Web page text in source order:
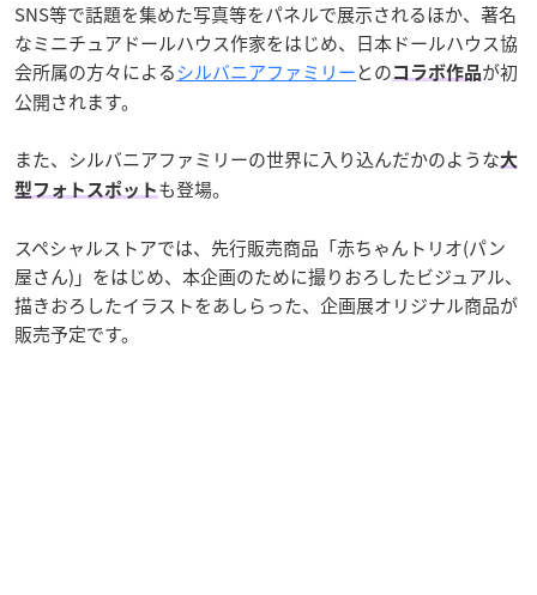
SNS等で話題を集めた写真等をパネルで展示されるほか、著名
なミニチュアドールハウス作家をはじめ、日本ドールハウス協
会所属の方々によるシルバニアファミリーとの コラボ作品が初
公開されます。
また、シルバニアファミリーの世界に入り込んだかのような大
型フォトスポット も登場。
スペシャルストアでは、先行販売商品「赤ちゃんトリオ(パン
屋さん)」をはじめ、本企画のために撮りおろしたビジュアル、
描きおろしたイラストをあしらった、企画展オリジナル商品が
販売予定です。